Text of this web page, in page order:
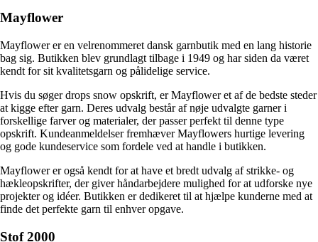
Mayflower
Mayflower er en velrenommeret dansk garnbutik med en lang historie
bag sig. Butikken blev grundlagt tilbage i 1949 og har siden da været
kendt for sit kvalitetsgarn og pålidelige service.
Hvis du søger drops snow opskrift, er Mayflower et af de bedste steder
at kigge efter garn. Deres udvalg består af nøje udvalgte garner i
forskellige farver og materialer, der passer perfekt til denne type
opskrift. Kundeanmeldelser fremhæver Mayflowers hurtige levering
og gode kundeservice som fordele ved at handle i butikken.
Mayflower er også kendt for at have et bredt udvalg af strikke- og
hækleopskrifter, der giver håndarbejdere mulighed for at udforske nye
projekter og idéer. Butikken er dedikeret til at hjælpe kunderne med at
finde det perfekte garn til enhver opgave.
Stof 2000